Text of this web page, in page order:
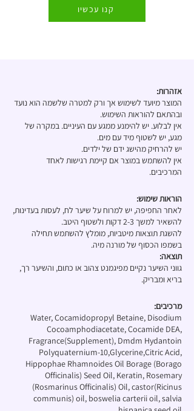
קנו עכשיו
אזהרות:
המוצר מיועד לשימוש אך ורק למטרה שלשמה הוא נועד
ובהתאם להוראות השימוש.
אין לבלוע. יש להימנע ממגע עם העיניים. במקרה של
מגע, יש לשטוף מיד עם מים.
יש להרחיק מהישג ידם של ילדים.
אין להשתמש במוצר אם קיימת רגישות לאחד
המרכיבים.
הוראות שימוש:
לאחר החפיפה, יש למרוח על שיער לח, לעסות בעדינות,
להשאיר למשך 2-3 דקות ולשטוף היטב.
להשגת תוצאות מיטביות, מומלץ להשתמש תחילה
בשמפו הכסוף של מורנה מיה.
תוצאה:
גווני השיער נקיים מפיגמנט צהוב או כתום, והשיער רך,
בריא ומבריק.
מרכיבים:
Water, Cocamidopropyl Betaine, Disodium
Cocoamphodiacetate, Cocamide DEA,
Fragrance(Supplement), Dmdm Hydantoin
Polyquaternium-10,Glycerine,Citric Acid,
Hippophae Rhamnoides Oil Borage (Borago
Officinalis) Seed Oil, Keratin, Rosemary
(Rosmarinus Officinalis) Oil, castor(Ricinus
communis) oil, boswelia carterii oil, salvia